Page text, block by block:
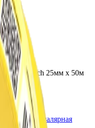
AuTech 25мм x 50м
лента, малярная